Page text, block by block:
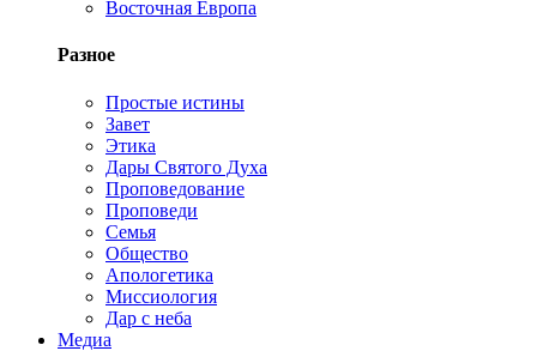
Восточная Европа
Разное
Простые истины
Завет
Этика
Дары Святого Духа
Проповедование
Проповеди
Семья
Общество
Апологетика
Миссиология
Дар с неба
Медиа